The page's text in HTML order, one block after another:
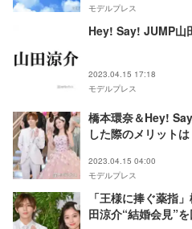
モデルプレス
Hey! Say! JUMP山
2023.04.15 17:18
モデルプレス
橋本環奈＆Hey!
した際のメリット
2023.04.15 04:00
モデルプレス
「王様に捧ぐ薬指
田涼介“結婚会見”